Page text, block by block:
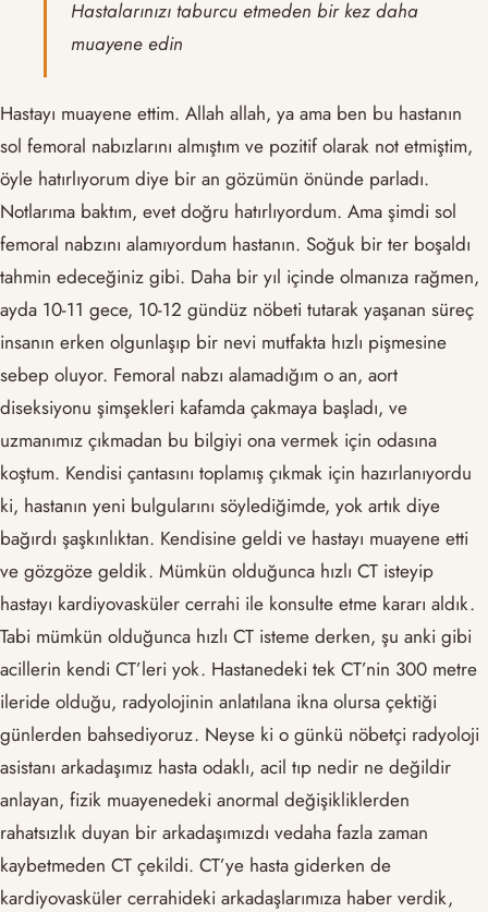
Hastalarınızı taburcu etmeden bir kez daha
muayene edin
Hastayı muayene ettim. Allah allah, ya ama ben bu hastanın
sol femoral nabızlarını almıştım ve pozitif olarak not etmiştim,
öyle hatırlıyorum diye bir an gözümün önünde parladı.
Notlarıma baktım, evet doğru hatırlıyordum. Ama şimdi sol
femoral nabzını alamıyordum hastanın. Soğuk bir ter boşaldı
tahmin edeceğiniz gibi. Daha bir yıl içinde olmanıza rağmen,
ayda 10-11 gece, 10-12 gündüz nöbeti tutarak yaşanan süreç
insanın erken olgunlaşıp bir nevi mutfakta hızlı pişmesine
sebep oluyor. Femoral nabzı alamadığım o an, aort
diseksiyonu şimşekleri kafamda çakmaya başladı, ve
uzmanımız çıkmadan bu bilgiyi ona vermek için odasına
koştum. Kendisi çantasını toplamış çıkmak için hazırlanıyordu
ki, hastanın yeni bulgularını söylediğimde, yok artık diye
bağırdı şaşkınlıktan. Kendisine geldi ve hastayı muayene etti
ve gözgöze geldik. Mümkün olduğunca hızlı CT isteyip
hastayı kardiyovasküler cerrahi ile konsulte etme kararı aldık.
Tabi mümkün olduğunca hızlı CT isteme derken, şu anki gibi
acillerin kendi CT’leri yok. Hastanedeki tek CT’nin 300 metre
ileride olduğu, radyolojinin anlatılana ikna olursa çektiği
günlerden bahsediyoruz. Neyse ki o günkü nöbetçi radyoloji
asistanı arkadaşımız hasta odaklı, acil tıp nedir ne değildir
anlayan, fizik muayenedeki anormal değişikliklerden
rahatsızlık duyan bir arkadaşımızdı vedaha fazla zaman
kaybetmeden CT çekildi. CT’ye hasta giderken de
kardiyovasküler cerrahideki arkadaşlarımıza haber verdik,